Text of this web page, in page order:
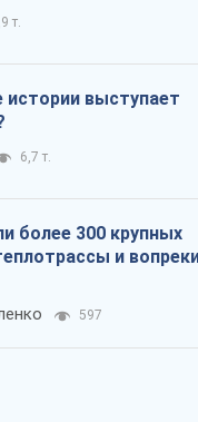
т.
истории выступает
6,7 т.
более 300 крупных
и
597